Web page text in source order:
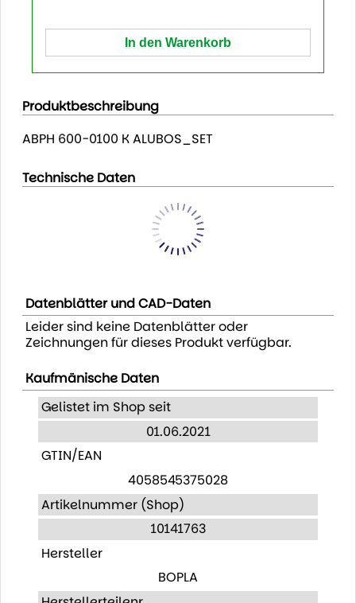
Produktbeschreibung
ABPH 600-0100 K ALUBOS_SET
Technische Daten
Datenblätter und CAD-Daten
Leider sind keine Datenblätter oder
Zeichnungen für dieses Produkt verfügbar.
Kaufmänische Daten
Gelistet im Shop seit
01.06.2021
GTIN/EAN
4058545375028
Artikelnummer (Shop)
10141763
Hersteller
BOPLA